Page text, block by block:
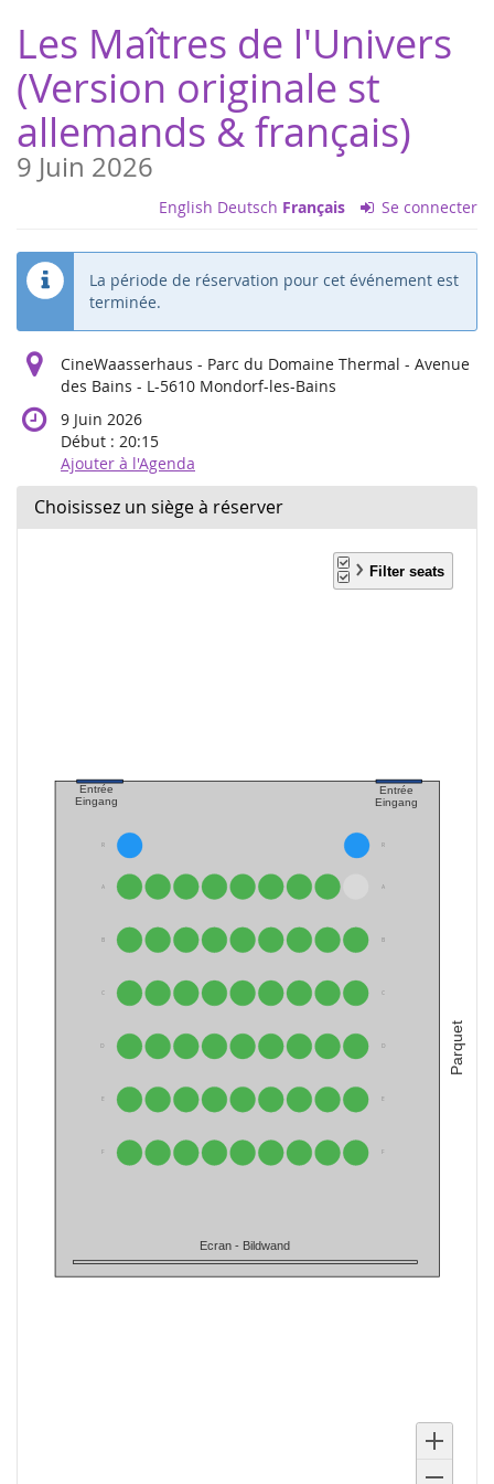
la page
principale
Les Maîtres de l'Univers
(Version originale st
allemands & français)
9 Juin 2026
English Deutsch Français Se connecter
La période de réservation pour cet événement est
terminée.
CineWaasserhaus - Parc du Domaine Thermal - Avenue
des Bains - L-5610 Mondorf-les-Bains
9 Juin 2026
Début : 20:15
Ajouter à l'Agenda
Choisissez un siège à réserver